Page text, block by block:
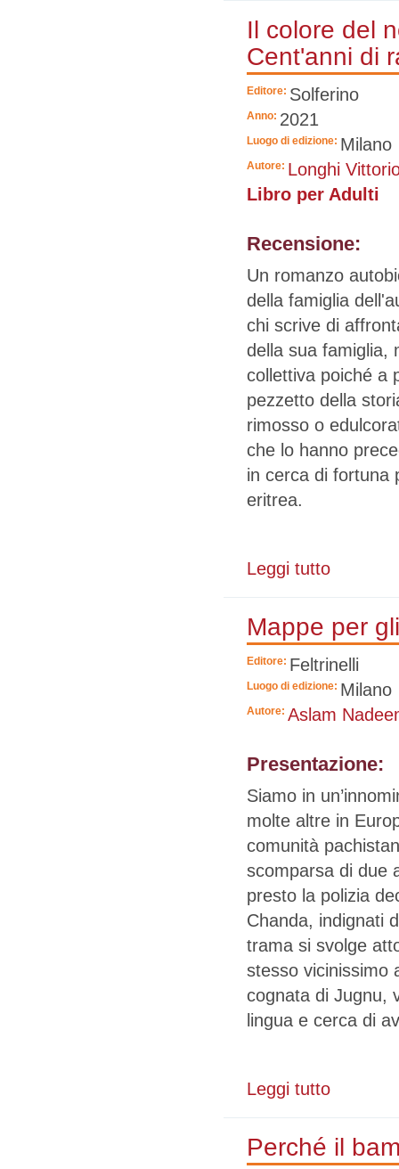
Il colore del
Cent'anni di
Editore: Solferino
Anno: 2021
Luogo di edizione: Milano
Autore: Longhi
Libro per Adulti
Recensione:
Un romanzo
della famiglia
chi scrive di
della sua famiglia,
collettiva poiché a
pezzetto della
rimosso o
che lo hanno
in cerca di fortuna
eritrea.
Leggi tutto
Mappe per
Editore: Feltrinelli
Luogo di edizione: Milano
Autore: Aslam
Presentazione:
Siamo in
molte altre in
comunità
scomparsa di due
presto la polizia
Chanda, indignati
trama si svolge
stesso vicinissimo
cognata di Jugnu,
lingua e cerca di
Leggi tutto
Perché il